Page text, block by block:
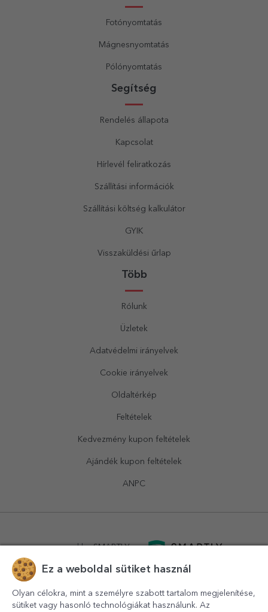
Fotónyomtatás
Mágnesnyomtatás
Pólónyomtatás
Segítség
Rendelés állapota
Kapcsolat
Hírlevél feliratkozás
Szállítási információk
Szállítási költség kalkulátor
GYIK
Visszaküldési űrlap
Több
Rólunk
Üzletek
Adatvédelmi irányelvek
Cookie irányelvek
Oldaltérkép
Feltételek
Kedvezmény kupon feltételek
Ajándék kupon feltételek
ANPC
powered bySMARTLY.ro
Ez a weboldal sütiket használ
Olyan célokra, mint a személyre szabott tartalom megjelenítése,
sütiket vagy hasonló technológiákat használunk. Az